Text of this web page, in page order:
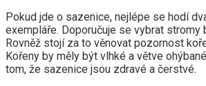
Pokud jde o sazenice, nejlépe se hodí
exempláře. Doporučuje se vybrat stromy
Rovněž stojí za to věnovat pozornost
Kořeny by měly být vlhké a větve
tom, že sazenice jsou zdravé a čerstvé.